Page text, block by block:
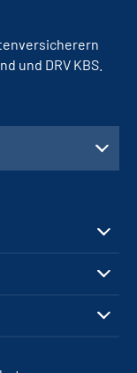
und DRV KBS.